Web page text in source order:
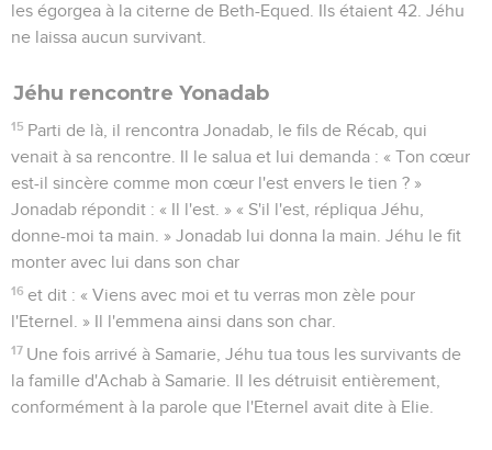
les égorgea à la citerne de Beth-Equed. Ils étaient 42. Jéhu
ne laissa aucun survivant.
Jéhu rencontre Yonadab
15 Parti de là, il rencontra Jonadab, le fils de Récab, qui
venait à sa rencontre. Il le salua et lui demanda : « Ton cœur
est-il sincère comme mon cœur l'est envers le tien ? »
Jonadab répondit : « Il l'est. » « S'il l'est, répliqua Jéhu,
donne-moi ta main. » Jonadab lui donna la main. Jéhu le fit
monter avec lui dans son char
16 et dit : « Viens avec moi et tu verras mon zèle pour
l'Eternel. » Il l'emmena ainsi dans son char.
17 Une fois arrivé à Samarie, Jéhu tua tous les survivants de
la famille d'Achab à Samarie. Il les détruisit entièrement,
conformément à la parole que l'Eternel avait dite à Elie.